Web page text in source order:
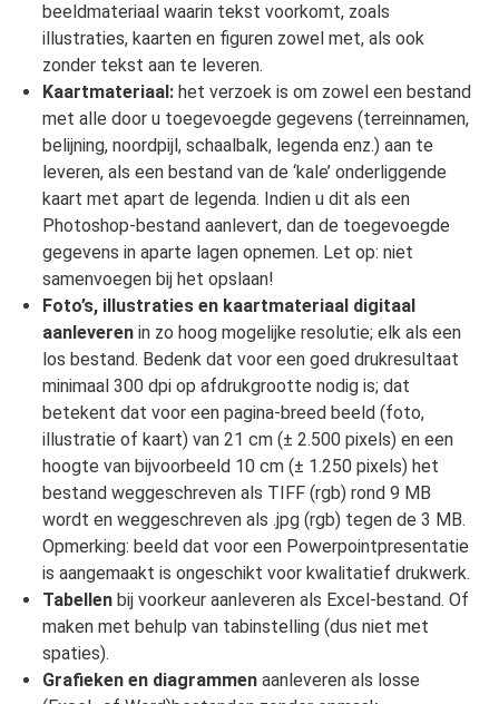
beeldmateriaal waarin tekst voorkomt, zoals
illustraties, kaarten en figuren zowel met, als ook
zonder tekst aan te leveren.
Kaartmateriaal:het verzoek is om zowel een bestand
met alle door u toegevoegde gegevens (terreinnamen,
belijning, noordpijl, schaalbalk, legenda enz.) aan te
leveren, als een bestand van de ‘kale’ onderliggende
kaart met apart de legenda. Indien u dit als een
Photoshop-bestand aanlevert, dan de toegevoegde
gegevens in aparte lagen opnemen. Let op: niet
samenvoegen bij het opslaan!
Foto’s, illustraties en kaartmateriaal digitaal
aanleverenin zo hoog mogelijke resolutie; elk als een
los bestand. Bedenk dat voor een goed drukresultaat
minimaal 300 dpi op afdrukgrootte nodig is; dat
betekent dat voor een pagina-breed beeld (foto,
illustratie of kaart) van 21 cm (± 2.500 pixels) en een
hoogte van bijvoorbeeld 10 cm (± 1.250 pixels) het
bestand weggeschreven als TIFF (rgb) rond 9 MB
wordt en weggeschreven als .jpg (rgb) tegen de 3 MB.
Opmerking: beeld dat voor een Powerpointpresentatie
is aangemaakt is ongeschikt voor kwalitatief drukwerk.
Tabellenbij voorkeur aanleveren als Excel-bestand. Of
maken met behulp van tabinstelling (dus niet met
spaties).
Grafieken en diagrammenaanleveren als losse